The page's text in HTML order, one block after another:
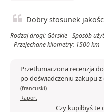
Dobry stosunek
Rodzaj drogi: Górskie - Sposób
- Przejechane kilometry: 1500 km
Przetłumaczona recenzja
po doświadczeniu zakupu z
(francuski)
Raport
Czy kupiłbyś te